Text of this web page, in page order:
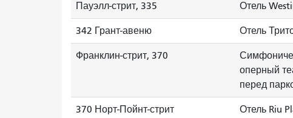
Пауэлл-стрит, 335 Отель
342 Грант-авеню Отель
Франклин-стрит, 370
оперный
перед
370 Норт-Пойнт-стрит
Отель Riu